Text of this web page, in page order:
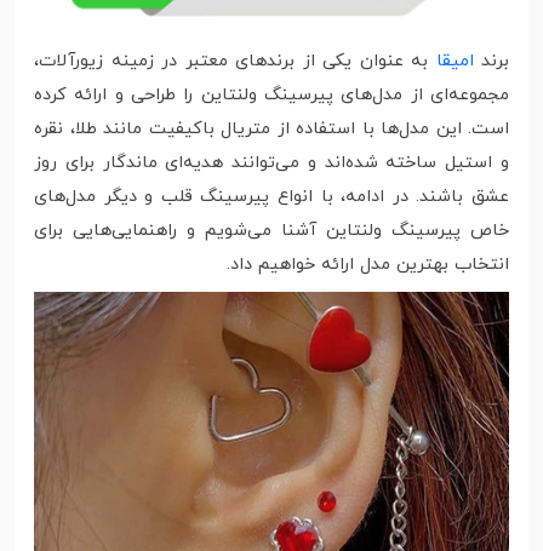
برند امیقا به عنوان یکی از برندهای معتبر در زمینه زیورآلات،
مجموعه‌ای از مدل‌های پیرسینگ ولنتاین را طراحی و ارائه کرده
است. این مدل‌ها با استفاده از متریال باکیفیت مانند طلا، نقره
و استیل ساخته شده‌اند و می‌توانند هدیه‌ای ماندگار برای روز
عشق باشند. در ادامه، با انواع پیرسینگ قلب و دیگر مدل‌های
خاص پیرسینگ ولنتاین آشنا می‌شویم و راهنمایی‌هایی برای
انتخاب بهترین مدل ارائه خواهیم داد.